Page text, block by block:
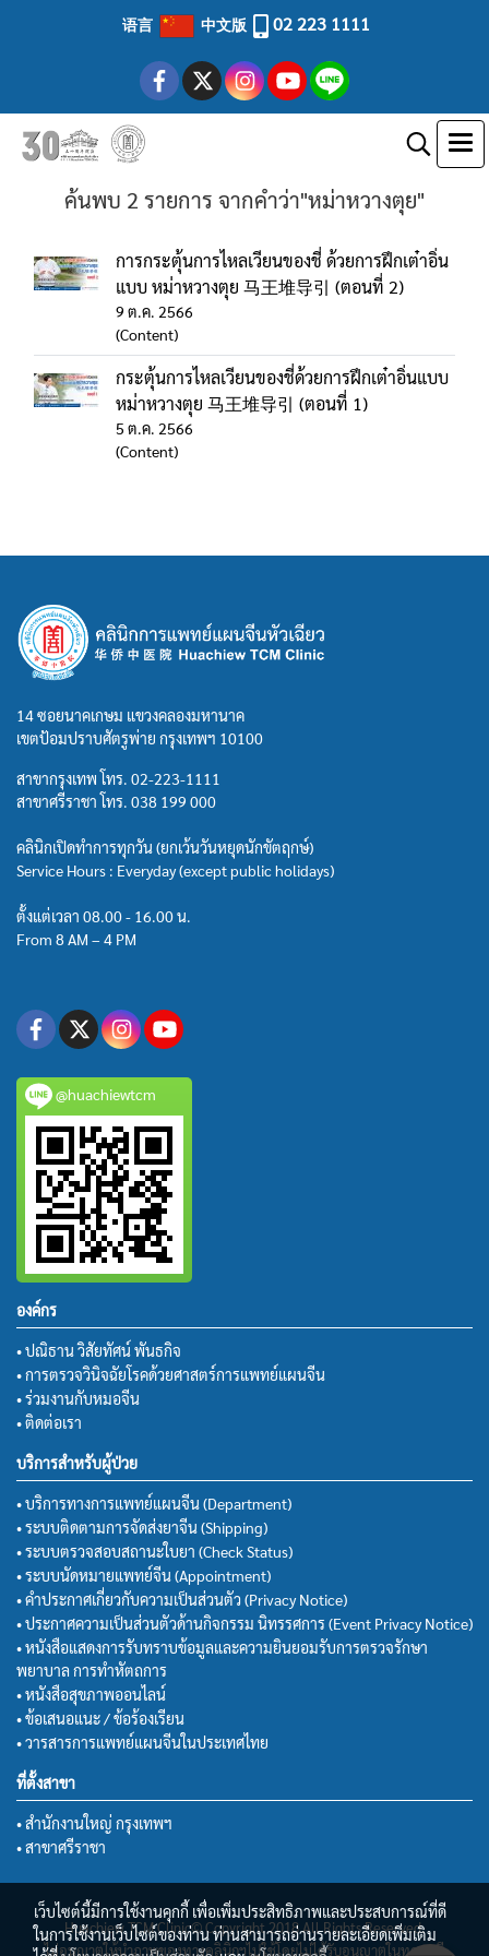
语言 中文版 02 223 1111
ค้นพบ 2 รายการ จากคำว่า"หม่าหวางตุย"
การกระตุ้นการไหลเวียนของชี่ ด้วยการฝึกเต๋าอิ่น
แบบ หม่าหวางตุย 马王堆导引 (ตอนที่ 2)
9 ต.ค. 2566
(Content)
กระตุ้นการไหลเวียนของชี่ด้วยการฝึกเต๋าอิ่นแบบ
หม่าหวางตุย 马王堆导引 (ตอนที่ 1)
5 ต.ค. 2566
(Content)
14 ซอยนาคเกษม แขวงคลองมหานาค
เขตป้อมปราบศัตรูพ่าย กรุงเทพฯ 10100
สาขากรุงเทพ โทร. 02-223-1111
สาขาศรีราชา โทร. 038 199 000
คลินิกเปิดทำการทุกวัน (ยกเว้นวันหยุดนักขัตฤกษ์)
Service Hours : Everyday (except public holidays)
ตั้งแต่เวลา 08.00 - 16.00 น.
From 8 AM – 4 PM
@huachiewtcm
องค์กร
• ปณิธาน วิสัยทัศน์ พันธกิจ
• การตรวจวินิจฉัยโรคด้วยศาสตร์การแพทย์แผนจีน
• ร่วมงานกับหมอจีน
• ติดต่อเรา
บริการสำหรับผู้ป่วย
• บริการทางการแพทย์แผนจีน (Department)
• ระบบติดตามการจัดส่งยาจีน (Shipping)
• ระบบตรวจสอบสถานะใบยา (Check Status)
• ระบบนัดหมายแพทย์จีน (Appointment)
• คำประกาศเกี่ยวกับความเป็นส่วนตัว (Privacy Notice)
• ประกาศความเป็นส่วนตัวด้านกิจกรรม นิทรรศการ (Event Privacy Notice)
• หนังสือแสดงการรับทราบข้อมูลและความยินยอมรับการตรวจรักษา
พยาบาล การทำหัตถการ
• หนังสือสุขภาพออนไลน์
• ข้อเสนอแนะ / ข้อร้องเรียน
• วารสารการแพทย์แผนจีนในประเทศไทย
ที่ตั้งสาขา
• สำนักงานใหญ่ กรุงเทพฯ
• สาขาศรีราชา
Huachiew TCM Clinic© Copyright 2018 All Rights Reserved.
ไม่อนุญาตให้นำภาพของทางคลินิกฯไปใช้โดยไม่ได้รับอนุญาตในทุกกรณี
เว็บไซต์นี้มีการใช้งานคุกกี้ เพื่อเพิ่มประสิทธิภาพและประสบการณ์ที่ดี
ในการใช้งานเว็บไซต์ของท่าน ท่านสามารถอ่านรายละเอียดเพิ่มเติม